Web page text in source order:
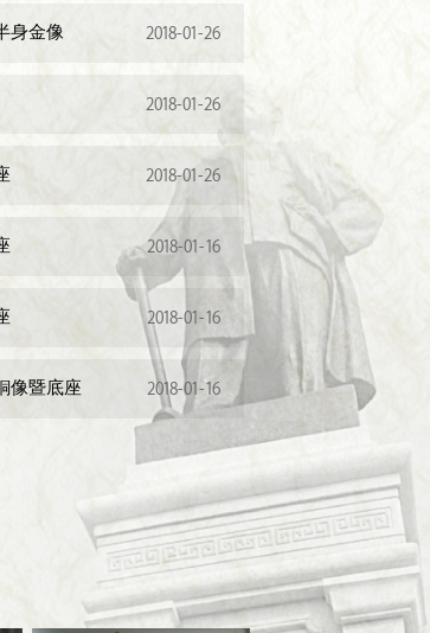
2018-01-26
身金像
2018-01-26
2018-01-26
2018-01-16
2018-01-16
2018-01-16
像暨底座